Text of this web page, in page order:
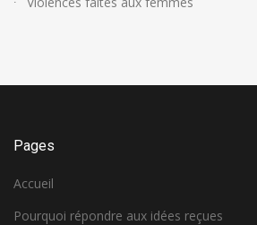
Pages
Accueil
Pourquoi répondre aux idées reçues